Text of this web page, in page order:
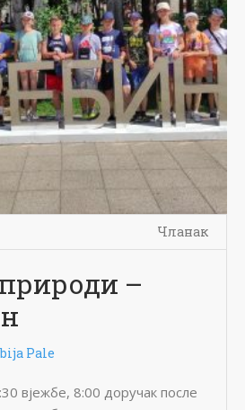
Чланак
–
Pale
вјежбе, 8:00 доручак после